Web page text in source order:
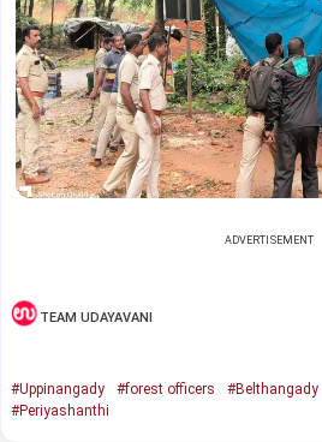
ADVERTISEMENT
TEAM UDAYAVANI
#Uppinangady #forest officers #Belthangady
#Periyashanthi